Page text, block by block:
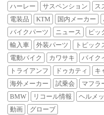
ハーレー
サスペンション ス
電装品
KTM 国内メーカー
バイクパーツ
ニュース ピッ
輸入車
外装パーツ トピック
電動バイク
カワサキ バイク
トライアンフ
ドゥカティ キ
海外メーカー
試乗会 マフラ
BMW
リコール情報 ヘルメ
動画
グローブ